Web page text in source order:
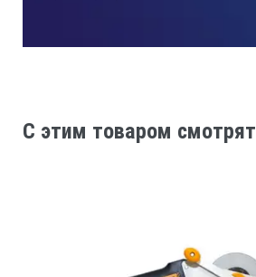
C этим товаром смотрят